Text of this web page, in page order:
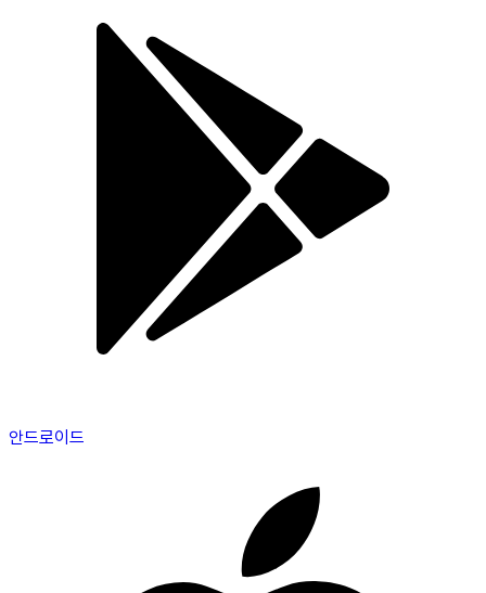
안드로이드